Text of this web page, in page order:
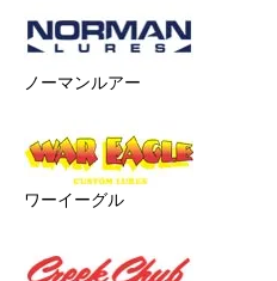
ノーマンルアー
ワーイーグル